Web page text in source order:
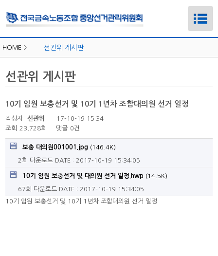
하위메뉴
하위메뉴
HOME > 선관위 게시판
선관위 게시판
10기 임원 보충선거 및 10기 1년차 조합대의원 선거 일정
작성자 선관위
17-10-19 15:34
조회
23,728회 댓글 0건
보충 대의원001001.jpg (146.4K)
2회 다운로드 DATE : 2017-10-19 15:34:05
10기 임원 보충선거 및 대의원 선거 일정.hwp (14.5K)
67회 다운로드 DATE : 2017-10-19 15:34:05
10기 임원 보충선거 및 10기 1년차 조합대의원 선거 일정